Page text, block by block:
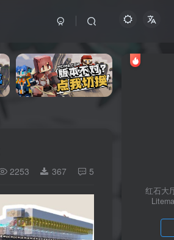
2253 367 5
红石大